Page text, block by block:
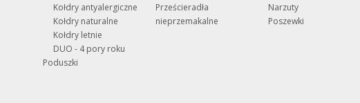
Kołdry antyalergiczne
Kołdry naturalne
Kołdry letnie
DUO - 4 pory roku
Poduszki
Prześcieradła
nieprzemakalne
Narzuty
Poszewki